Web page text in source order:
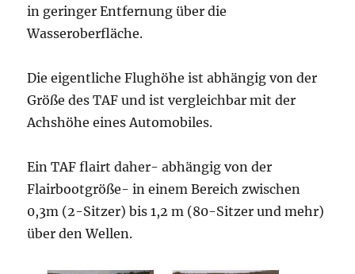
in geringer Entfernung über die
Wasseroberfläche.
Die eigentliche Flughöhe ist abhängig von der
Größe des TAF und ist vergleichbar mit der
Achshöhe eines Automobiles.
Ein TAF flairt daher- abhängig von der
Flairbootgröße- in einem Bereich zwischen
0,3m (2-Sitzer) bis 1,2 m (80-Sitzer und mehr)
über den Wellen.